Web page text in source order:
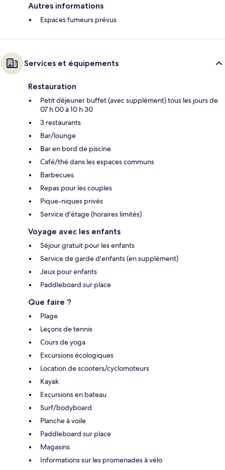
Autres informations
Espaces fumeurs prévus
Services et équipements
Restauration
Petit déjeuner buffet (avec supplément) tous les jours de
07 h 00 à 10 h 30
3 restaurants
Bar/lounge
Bar en bord de piscine
Café/thé dans les espaces communs
Barbecues
Repas pour les couples
Pique-niques privés
Service d'étage (horaires limités)
Voyage avec les enfants
Séjour gratuit pour les enfants
Service de garde d'enfants (en supplément)
Jeux pour enfants
Paddleboard sur place
Que faire ?
Plage
Leçons de tennis
Cours de yoga
Excursions écologiques
Location de scooters/cyclomoteurs
Kayak
Excursions en bateau
Surf/bodyboard
Planche à voile
Paddleboard sur place
Magasins
Informations sur les promenades à vélo